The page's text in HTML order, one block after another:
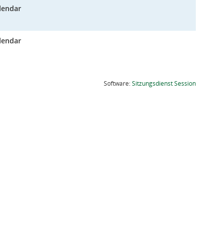
Software:SitzungsdienstSession(Wird in